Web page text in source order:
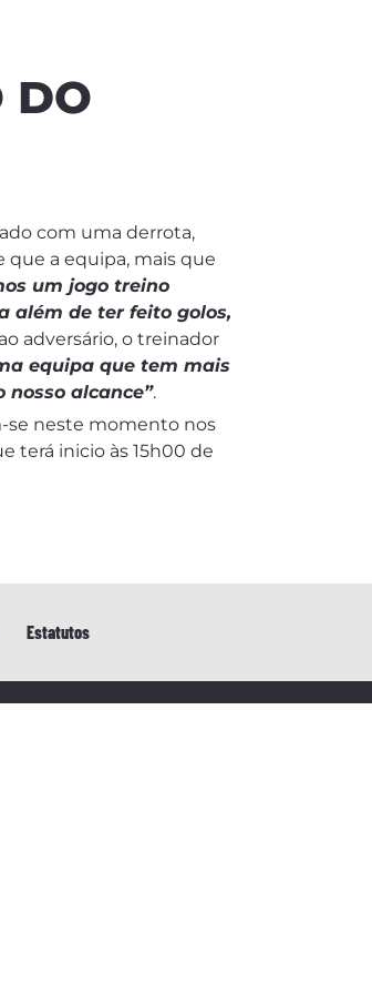
DO
com uma derrota,
que a equipa, mais que
um jogo treino
além de ter feito golos,
adversário, o treinador
equipa que tem mais
alcance”.
se neste momento nos
terá inicio às 15h00 de
Estatutos